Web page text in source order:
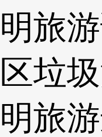
明旅
区垃
明旅